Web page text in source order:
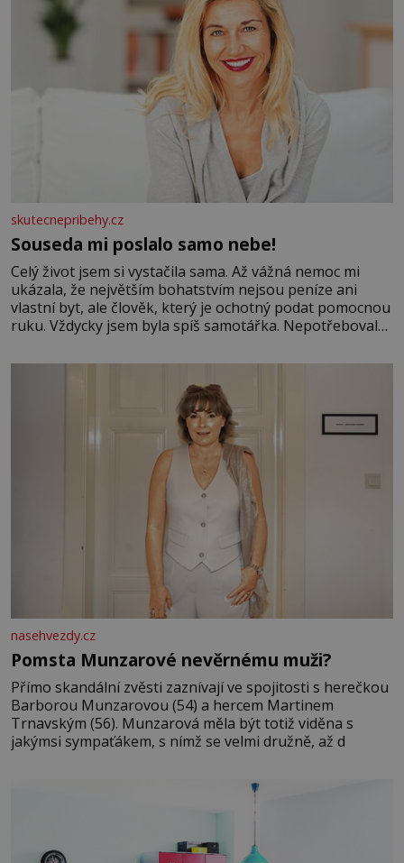
skutecnepribehy.cz
Souseda mi poslalo samo nebe!
Celý život jsem si vystačila sama. Až vážná nemoc mi
ukázala, že největším bohatstvím nejsou peníze ani
vlastní byt, ale člověk, který je ochotný podat pomocnou
ruku. Vždycky jsem byla spíš samotářka. Nepotřebovala
mi knihy, práce a hlavně klid. Hned po studiích jsem
nasehvezdy.cz
Pomsta Munzarové nevěrnému muži?
Přímo skandální zvěsti zaznívají ve spojitosti s herečkou
Barborou Munzarovou (54) a hercem Martinem
Trnavským (56). Munzarová měla být totiž viděna s
jakýmsi sympaťákem, s nímž se velmi družně, až d